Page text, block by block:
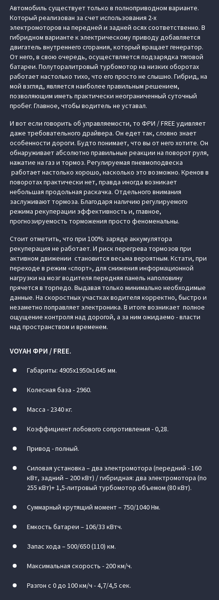
Автомобиль существует только в полноприводном варианте.
Который реализован за счет использования 2-х
электромоторов на передней и задней осях соответственно. В
гибридном варианте к электрическому приводу добавляется
двигатель внутреннего сгорания, который вращает генератор.
От него, в свою очередь, осуществляется подзарядка тяговой
батареи. Полуторалитровый турбомотор на низких оборотах
работает настолько тихо, что его просто не слышно. Гибрид, на
мой взгляд, является наиболее правильным решением,
позволяющим иметь практически неограниченный суточный
пробег. Главное, чтобы водитель не уставал.
И вот если говорить об управляемости, то ФРИ / FREE удивляет
даже требовательного драйвера. Он едет так, словно знает
особенности дороги. Будто понимает, что вы от него хотите. Он
обнаруживает абсолютно правильные реакции на поворот руля,
нажатие на газ и тормоз. Регулируемая пневмоподвеска
работает настолько хорошо, насколько это возможно. Кренов в
поворотах практически нет, правда иногда возникает
небольшая продольная раскачка. Отдельного внимания
заслуживают тормоза. Благодаря наличию регулируемого
режима рекуперации эффективность и, главное,
прогнозируемость торможения просто феноменальны.
Стоит отметить, что при 100% заряде аккумулятора
рекуперация не работает. И риск перегрева тормозов при
активном движении становится весьма вероятным. Кстати, при
переходе в режим «спорт», для снижения информационной
нагрузки на мозг водителя передняя панель наполовину
прячется в торпедо. Выдавая только минимально необходимые
данные. На скоростных участках водителя корректно, быстро и
незаметно поправляет электроника. В итоге возникает полное
ощущение контроля над дорогой, а за ним ожидаемо - власти
над пространством и временем.
VOYAH ФРИ / FREE.
Габариты: 4905х1950х1645 мм.
Колесная база - 2960.
Масса - 2340 кг.
Коэффициент лобового сопротивления - 0,28.
Привод - полный.
Силовая установка – два электромотора (передний - 160
кВт, задний – 200 кВт) / гибридная: два электромотора (по
255 кВт)+ 1,5-литровый турбомотор объемом (80 кВт).
Суммарный крутящий момент – 750/1040 Нм.
Емкость батареи – 106/33 кВтч.
Запас хода – 500/650 (110) км.
Максимальная скорость - 200 км/ч.
Разгон с 0 до 100 км/ч - 4,7/4,5 сек.